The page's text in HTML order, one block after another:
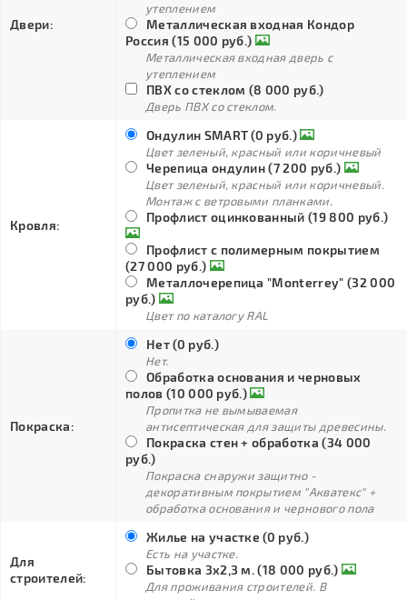
Двери:
утеплением
Металлическая входная Кондор
Россия (15 000 руб.)
Металлическая входная дверь с
утеплением
ПВХ со стеклом (8 000 руб.)
Дверь ПВХ со стеклом.
Кровля:
Ондулин SMART (0 руб.)
Цвет зеленый, красный или коричневый
Черепица ондулин (7 200 руб.)
Цвет зеленый, красный или коричневый.
Монтаж с ветровыми планками.
Профлист оцинкованный (19 800 руб.)
Профлист с полимерным покрытием
(27 000 руб.)
Металлочерепица "Monterrey" (32 000
руб.)
Цвет по каталогу RAL
Покраска:
Нет (0 руб.)
Нет.
Обработка основания и черновых
полов (10 000 руб.)
Пропитка не вымываемая
антисептическая для защиты древесины.
Покраска стен + обработка (34 000
руб.)
Покраска снаружи защитно -
декоративным покрытием "Акватекс" +
обработка основания и чернового пола
Для
строителей:
Жилье на участке (0 руб.)
Есть на участке.
Бытовка 3х2,3 м. (18 000 руб.)
Для проживания строителей. В